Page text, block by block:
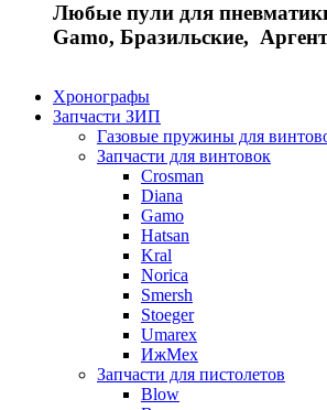
Любые пули для
Gamo, Бразильские,
Хронографы
Запчасти ЗИП
Газовые пружины для
Запчасти для винтовок
Crosman
Diana
Gamo
Hatsan
Kral
Norica
Smersh
Stoeger
Umarex
ИжМех
Запчасти для пистолетов
Blow